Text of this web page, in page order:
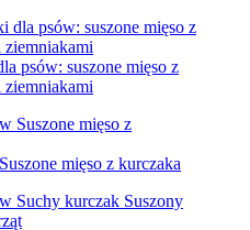
psów: suszone mięso z
ziemniakami
mięso z kurczaka